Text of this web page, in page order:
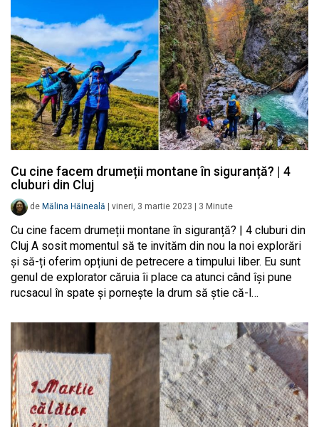
Cu cine facem drumeții montane în siguranță? | 4
cluburi din Cluj
de Mălina Hăineală vineri, 3 martie 2023 3 Minute
Cu cine facem drumeții montane în siguranță? | 4 cluburi din
Cluj A sosit momentul să te invităm din nou la noi explorări
și să-ți oferim opțiuni de petrecere a timpului liber. Eu sunt
genul de explorator căruia îi place ca atunci când își pune
rucsacul în spate și pornește la drum să știe că-l…